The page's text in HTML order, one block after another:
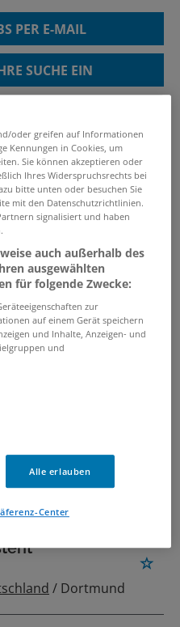
PER E-MAIL
SUCHE EIN
im
(w/m/d)
/ Berlin
Systems GmbH
(m/w/d)
GmbH &
/ Dortmund
oder greifen auf Informationen
Kennungen in Cookies, um
Sie können akzeptieren oder
Ihres Widerspruchsrechts bei
bitte unten oder besuchen Sie
mit den Datenschutzrichtlinien.
signalisiert und haben
auch außerhalb des
ausgewählten
für folgende Zwecke:
zur
auf einem Gerät speichern
und Inhalte, Anzeigen- und
und
Alle erlauben
Center